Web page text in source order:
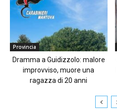
Provincia
Dramma a Guidizzolo: malore
improvviso, muore una
ragazza di 20 anni